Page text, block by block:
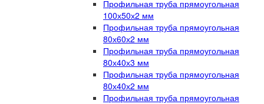
Профильная труба прямоугольная
100х50х2 мм
Профильная труба прямоугольная
80х60х2 мм
Профильная труба прямоугольная
80х40х3 мм
Профильная труба прямоугольная
80х40х2 мм
Профильная труба прямоугольная